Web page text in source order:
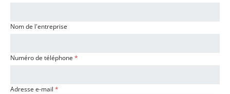
Nom de l'entreprise
Numéro de téléphone *
Adresse e-mail *